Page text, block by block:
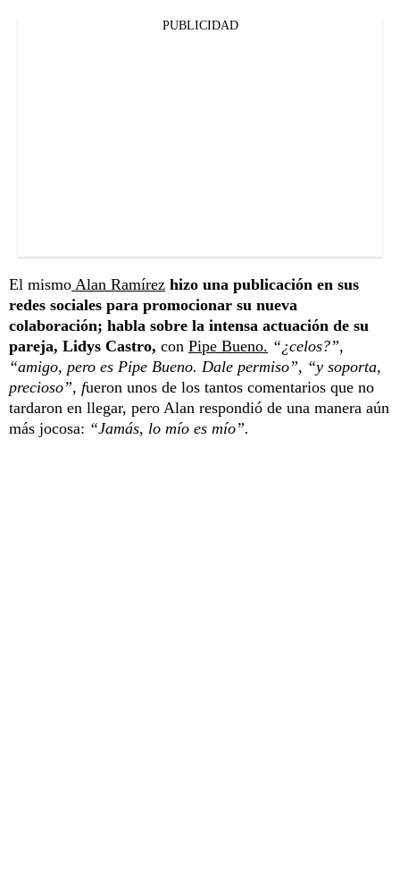
PUBLICIDAD
El mismo Alan Ramírez hizo una publicación en sus
redes sociales para promocionar su nueva
colaboración; habla sobre la intensa actuación de su
pareja, Lidys Castro, con Pipe Bueno. “¿celos?”,
“amigo, pero es Pipe Bueno. Dale permiso”, “y soporta,
precioso”, fueron unos de los tantos comentarios que no
tardaron en llegar, pero Alan respondió de una manera aún
más jocosa: “Jamás, lo mío es mío”.